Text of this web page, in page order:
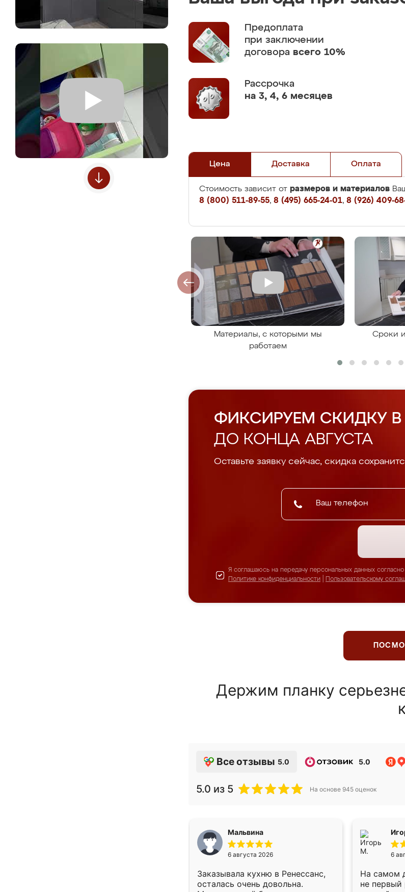
Предоплата
при заключении
договора всего 10%
Рассрочка
на 3, 4, 6 месяцев
Цена Доставка Оплата
Стоимость зависит от размеров и материалов
8 (800) 511-89-55, 8 (495) 665-24-01, 8 (926) 409-
Материалы, с которыми мы
работаем
Сроки
ФИКСИРУЕМ СКИДКУ В
ДО КОНЦА АВГУСТА
Оставьте заявку сейчас, скидка
Я соглашаюсь на передачу персональных данных согласно
Политике конфиденциальности
Пользовательскому
Держим планку
Все отзывы 5.0 5.0
5.0 из 5 На основе 945 оценок
Мальвина
6 августа 2026
Заказывала кухню в Ренессанс,
осталась очень довольна.
6
На самом
не первый